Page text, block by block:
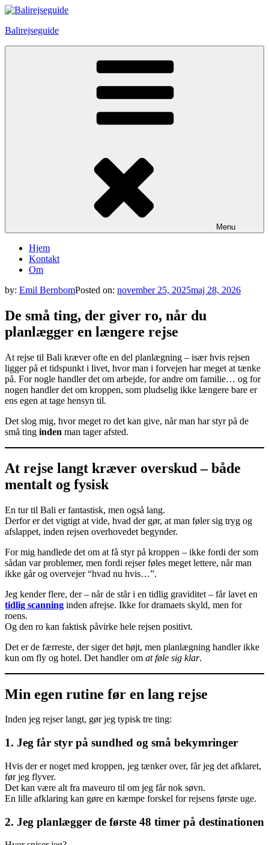
Skip
content
Balirejseguide
Menu
Hjem
Kontakt
Om
by: Emil BernbomPosted on: november 25, 2025maj 28, 2026
De små ting, der giver ro, når du
planlægger en længere rejse
At rejse til Bali kræver ofte en del planlægning – især hvis rejsen
ligger på et tidspunkt i livet, hvor man i forvejen har meget at tænke
på. For nogle handler det om arbejde, for andre om familie… og for
nogen handler det om kroppen, som pludselig ikke længere bare er
ens egen at tage hensyn til.
Det slog mig, hvor meget ro det kan give, når man har styr på de
små ting inden man tager afsted.
At rejse langt kræver overskud – både
mentalt og fysisk
En tur til Bali er fantastisk, men også lang.
Derfor er det vigtigt at vide, hvad der gør, at man føler sig tryg og
afslappet, inden rejsen overhovedet begynder.
For mig handlede det om at få styr på kroppen – ikke fordi der som
sådan var problemer, men fordi rejser føles meget lettere, når man
ikke går og overvejer “hvad nu hvis…”.
Jeg kender flere, der – når de står i en tidlig graviditet – får lavet en
tidlig scanning inden afrejse. Ikke for dramaets skyld, men for
roens.
Og den ro kan faktisk påvirke hele rejsen positivt.
Det er de færreste, der siger det højt, men planlægning handler ikke
kun om fly og hotel. Det handler om at føle sig klar.
Min egen rutine før en lang rejse
Inden jeg rejser langt, gør jeg typisk tre ting:
1. Jeg får styr på sundhed og små bekymringer
Hvis der er noget med kroppen, jeg tænker over, får jeg det afklaret,
før jeg flyver.
Det kan være alt fra maveuro til om jeg får nok søvn.
En lille afklaring kan gøre en kæmpe forskel for rejsens første uge.
2. Jeg planlægger de første 48 timer på destinationen